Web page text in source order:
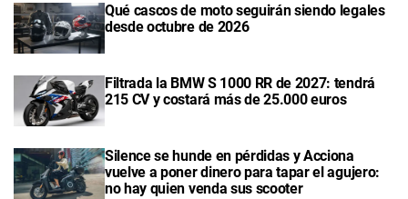
Qué cascos de moto seguirán siendo legales
desde octubre de 2026
Filtrada la BMW S 1000 RR de 2027: tendrá
215 CV y costará más de 25.000 euros
Silence se hunde en pérdidas y Acciona
vuelve a poner dinero para tapar el agujero:
no hay quien venda sus scooter